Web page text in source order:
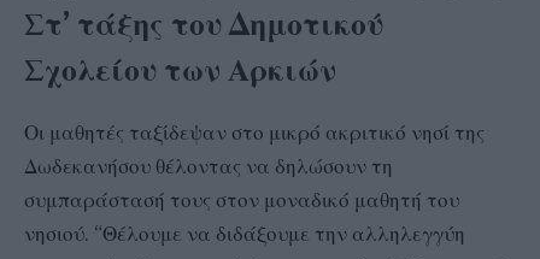
Στ’ τάξης του Δημοτικού
Σχολείου των Αρκιών
Οι μαθητές ταξίδεψαν στο μικρό ακριτικό νησί της
Δωδεκανήσου θέλοντας να δηλώσουν τη
συμπαράστασή τους στον μοναδικό μαθητή του
νησιού. “Θέλουμε να διδάξουμε την αλληλεγγύη